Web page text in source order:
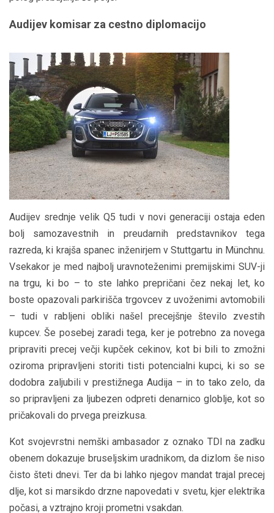
Audijev komisar za cestno diplomacijo
Audijev srednje velik Q5 tudi v novi generaciji ostaja eden
bolj samozavestnih in preudarnih predstavnikov tega
razreda, ki krajša spanec inženirjem v Stuttgartu in Münchnu.
Vsekakor je med najbolj uravnoteženimi premijskimi SUV-ji
na trgu, ki bo – to ste lahko prepričani čez nekaj let, ko
boste opazovali parkirišča trgovcev z uvoženimi avtomobili
– tudi v rabljeni obliki našel precejšnje število zvestih
kupcev. Še posebej zaradi tega, ker je potrebno za novega
pripraviti precej večji kupček cekinov, kot bi bili to zmožni
oziroma pripravljeni storiti tisti potencialni kupci, ki so se
dodobra zaljubili v prestižnega Audija – in to tako zelo, da
so pripravljeni za ljubezen odpreti denarnico globlje, kot so
pričakovali do prvega preizkusa.
Kot svojevrstni nemški ambasador z oznako TDI na zadku
obenem dokazuje bruseljskim uradnikom, da dizlom še niso
čisto šteti dnevi. Ter da bi lahko njegov mandat trajal precej
dlje, kot si marsikdo drzne napovedati v svetu, kjer elektrika
počasi, a vztrajno kroji prometni vsakdan.